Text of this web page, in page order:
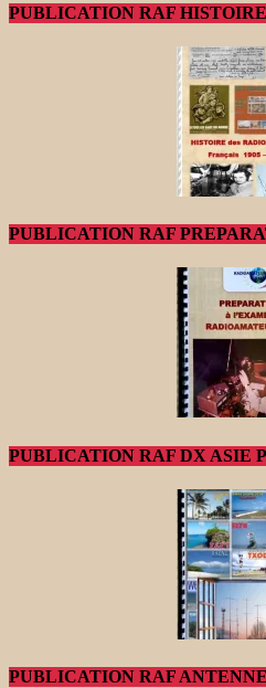
PUBLICATION RAF HISTOIRE
PUBLICATION RAF
PUBLICATION RAF DX ASIE
PUBLICATION RAF